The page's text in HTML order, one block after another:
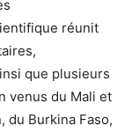
réunit
que plusieurs
venus du Mali et
du Burkina Faso,